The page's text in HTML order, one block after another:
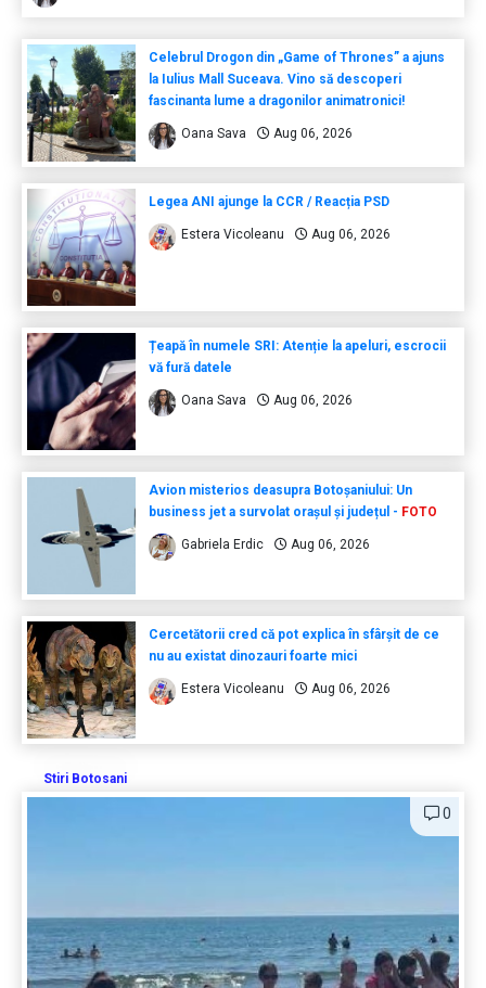
Celebrul Drogon din „Game of Thrones” a ajuns
la Iulius Mall Suceava. Vino să descoperi
fascinanta lume a dragonilor animatronici!
Oana Sava Aug 06, 2026
Legea ANI ajunge la CCR / Reacția PSD
Estera Vicoleanu Aug 06, 2026
Țeapă în numele SRI: Atenție la apeluri, escrocii
vă fură datele
Oana Sava Aug 06, 2026
Avion misterios deasupra Botoșaniului: Un
business jet a survolat orașul și județul - FOTO
Gabriela Erdic Aug 06, 2026
Cercetătorii cred că pot explica în sfârșit de ce
nu au existat dinozauri foarte mici
Estera Vicoleanu Aug 06, 2026
Stiri Botosani
0